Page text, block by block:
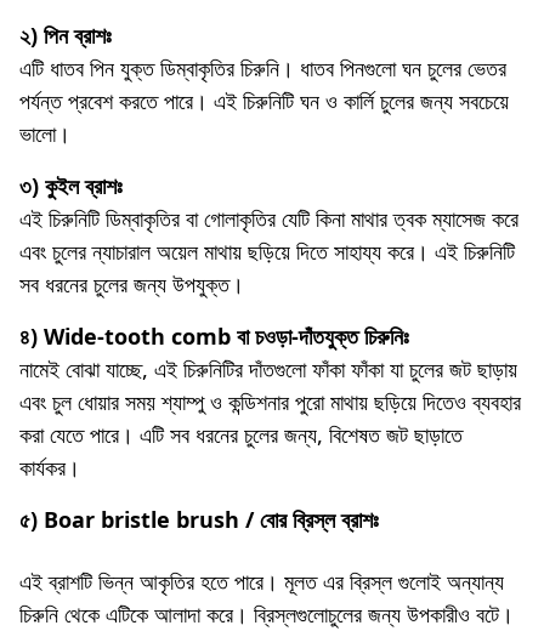
২) পিন ব্রাশঃ
এটি ধাতব পিন যুক্ত ডিম্বাকৃতির চিরুনি। ধাতব পিনগুলো ঘন চুলের ভেতর
পর্যন্ত প্রবেশ করতে পারে। এই চিরুনিটি ঘন ও কার্লি চুলের জন্য সবচেয়ে
ভালো।
৩) কুইল ব্রাশঃ
এই চিরুনিটি ডিম্বাকৃতির বা গোলাকৃতির যেটি কিনা মাথার ত্বক ম্যাসেজ করে
এবং চুলের ন্যাচারাল অয়েল মাথায় ছড়িয়ে দিতে সাহায্য করে। এই চিরুনিটি
সব ধরনের চুলের জন্য উপযুক্ত।
​৪) Wide-tooth comb বা চওড়া-দাঁতযুক্ত চিরুনিঃ
নামেই বোঝা যাচ্ছে, এই চিরুনিটির দাঁতগুলো ফাঁকা ফাঁকা যা চুলের জট ছাড়ায়
এবং চুল ধোয়ার সময় শ্যাম্পু ও কন্ডিশনার পুরো মাথায় ছড়িয়ে দিতেও ব্যবহার
করা যেতে পারে। এটি সব ধরনের চুলের জন্য, বিশেষত জট ছাড়াতে
কার্যকর।
৫) Boar bristle brush / বোর ব্রিস্‌ল ব্রাশঃ
এই ব্রাশটি ভিন্ন আকৃতির হতে পারে। মূলত এর ব্রিস্‌ল গুলোই অন্যান্য
চিরুনি থেকে এটিকে আলাদা করে। ব্রিস্‌লগুলোচুলের জন্য উপকারীও বটে।